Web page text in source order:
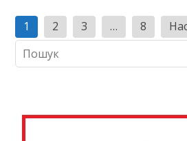
Пагінація
записів
1 2 3 … 8